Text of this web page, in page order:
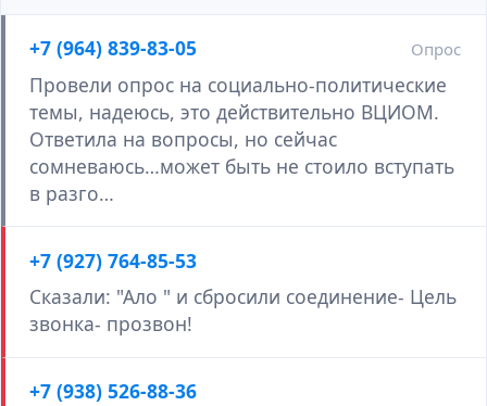
+7 (964) 839-83-05 Опрос
Провели опрос на социально-политические
темы, надеюсь, это действительно ВЦИОМ.
Ответила на вопросы, но сейчас
сомневаюсь…может быть не стоило вступать
в разго…
+7 (927) 764-85-53
Сказали: "Ало " и сбросили соединение- Цель
звонка- прозвон!
+7 (938) 526-88-36